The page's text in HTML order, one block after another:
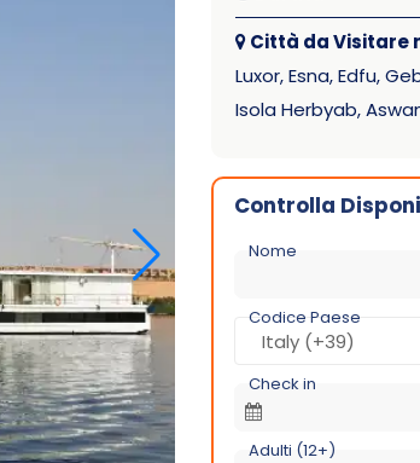
Città da Visitare
Luxor, Esna, Edfu,
Isola Herbyab,
Controlla
Nome
Codice Paese
Check in
Adulti (12+)